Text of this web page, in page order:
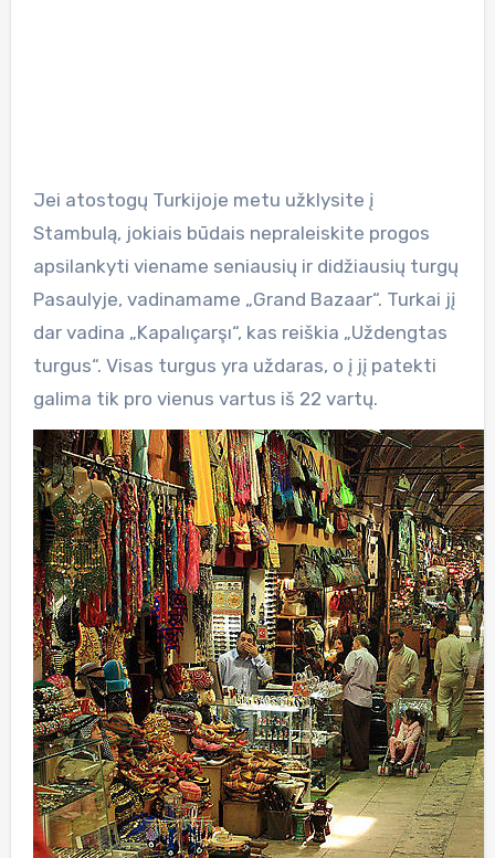
Jei atostogų Turkijoje metu užklysite į
Stambulą, jokiais būdais nepraleiskite progos
apsilankyti viename seniausių ir didžiausių turgų
Pasaulyje, vadinamame „Grand Bazaar“. Turkai jį
dar vadina „Kapalıçarşı“, kas reiškia „Uždengtas
turgus“. Visas turgus yra uždaras, o į jį patekti
galima tik pro vienus vartus iš 22 vartų.